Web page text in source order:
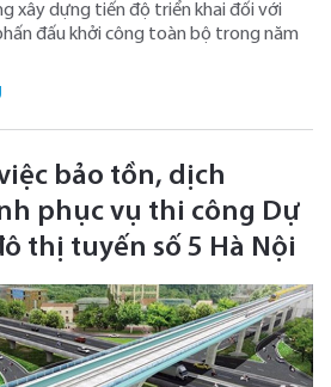
xây dựng tiến độ triển khai đối với
đấu khởi công toàn bộ trong năm
bảo tồn, dịch
phục vụ thi công Dự
thị tuyến số 5 Hà Nội